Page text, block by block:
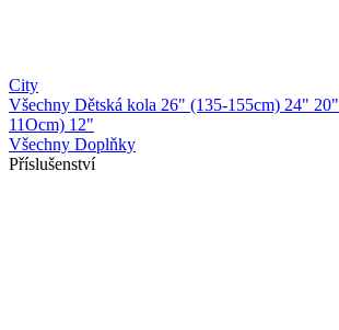
City
Všechny Dětská kola 26" (135-155cm) 24" 20"
11Ocm) 12"
Všechny Doplňky
Příslušenství